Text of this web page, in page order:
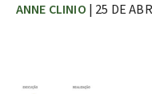
ANNE CLINIO | 25 DE